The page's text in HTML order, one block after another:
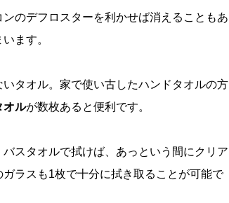
のデフロスターを利かせば消えることもあ
ます。
タオル。家で使い古したハンドタオルの方
オルが数枚あると便利です。
スタオルで拭けば、あっという間にクリア
ラスも1枚で十分に拭き取ることが可能で